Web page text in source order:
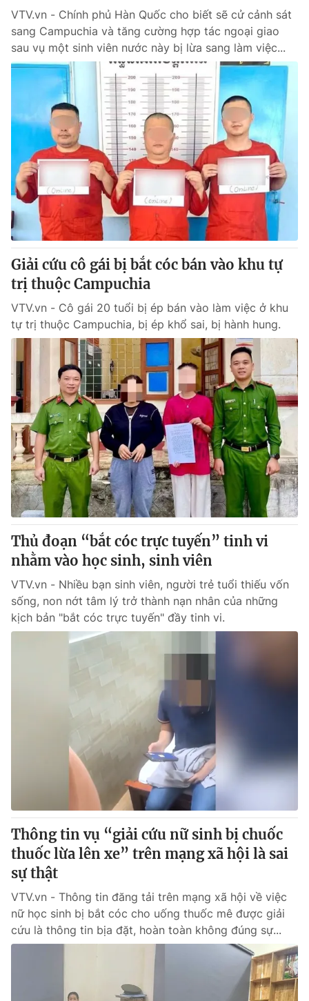
VTV.vn - Chính phủ Hàn Quốc cho biết sẽ cử cảnh sát
sang Campuchia và tăng cường hợp tác ngoại giao
sau vụ một sinh viên nước này bị lừa sang làm việc...
Giải cứu cô gái bị bắt cóc bán vào khu tự
trị thuộc Campuchia
VTV.vn - Cô gái 20 tuổi bị ép bán vào làm việc ở khu
tự trị thuộc Campuchia, bị ép khổ sai, bị hành hung.
Thủ đoạn “bắt cóc trực tuyến” tinh vi
nhằm vào học sinh, sinh viên
VTV.vn - Nhiều bạn sinh viên, người trẻ tuổi thiếu vốn
sống, non nớt tâm lý trở thành nạn nhân của những
kịch bản "bắt cóc trực tuyến" đầy tinh vi.
Thông tin vụ “giải cứu nữ sinh bị chuốc
thuốc lừa lên xe” trên mạng xã hội là sai
sự thật
VTV.vn - Thông tin đăng tải trên mạng xã hội về việc
nữ học sinh bị bắt cóc cho uống thuốc mê được giải
cứu là thông tin bịa đặt, hoàn toàn không đúng sự...